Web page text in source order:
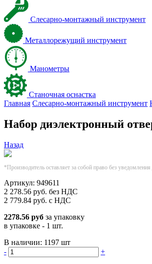
Слесарно-монтажный инструмент
Металлорежущий инструмент
Манометры
Станочная оснастка
Главная Слесарно-монтажный инструмент
Набор диэлектронный
Назад
*Производитель оставляет за собой право без
Артикул: 949611
2 278.56 руб. без НДС
2 779.84 руб. с НДС
2278.56 руб за упаковку
в упаковке - 1 шт.
В наличии: 1197 шт
-
+